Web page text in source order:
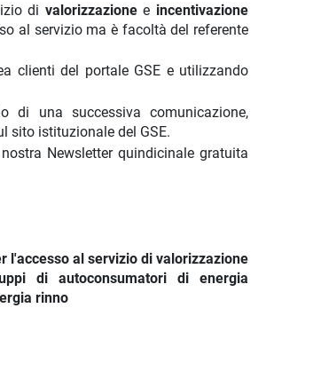
di valorizzazionee incentivazione
al servizio ma è facoltà del referente
clienti del portale GSE e utilizzando
di una successiva comunicazione,
sito istituzionale del GSE.
Newsletter quindicinale gratuita
l'accesso al servizio di valorizzazione
di autoconsumatori di energia
rinno